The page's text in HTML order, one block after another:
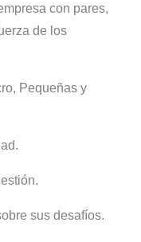
con pares,
de los
Pequeñas y
sus desafíos.